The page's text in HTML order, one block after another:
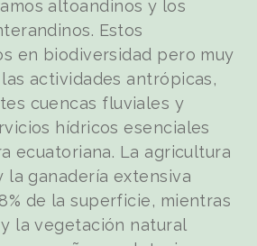
altoandinos y los
Estos
en biodiversidad pero muy
actividades antrópicas,
cuencas fluviales y
hídricos esenciales
ecuatoriana. La agricultura
la ganadería extensiva
de la superficie, mientras
la vegetación natural